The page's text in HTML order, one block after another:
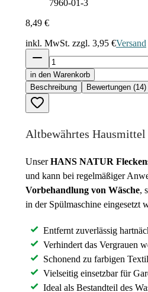
7960-01-3
8,49 €
inkl. MwSt. zzgl. 3,95 €Versand
in den Warenkorb
Beschreibung
Bewertungen (14)
Altbewährtes
UnserHANS NATUR
und kann bei regelmäßiger
Vorbehandlung von Wäsche,
in der Spülmaschine eingesetzt
Entfernt zuverlässig
Verhindert das Vergrauen
Schonend zu farbigen
Vielseitig einsetzbar für
Ideal als Bestandteil des